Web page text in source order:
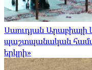
Սաուդյան
պաշտպանական
երկրի»